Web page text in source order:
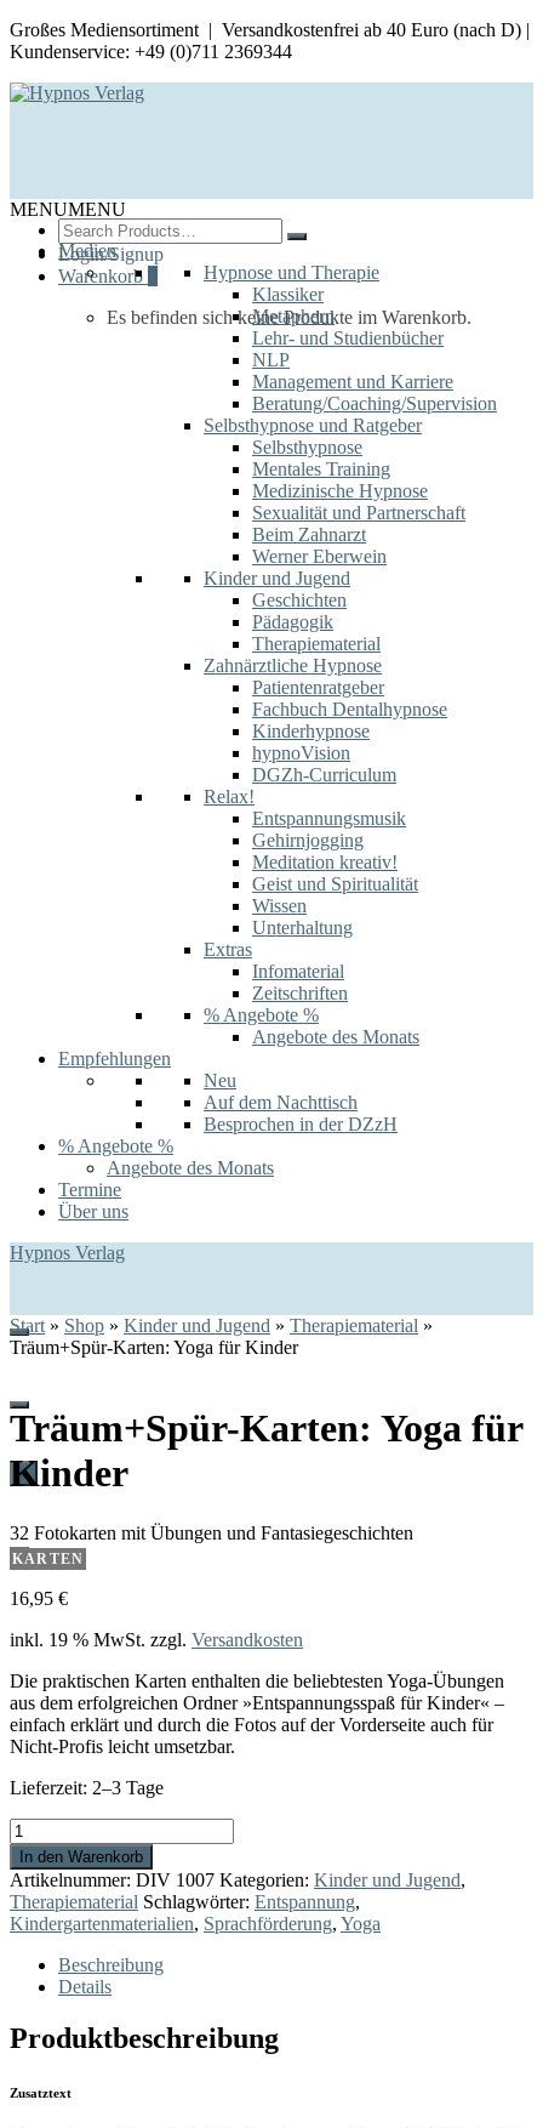
Großes Mediensortiment | Versandkostenfrei ab 40 Euro (nach D) |
Kundenservice: +49 (0)711 2369344
Search
for:
Login/Signup
Warenkorb
Es befinden sich keine Produkte im Warenkorb.
MENUMENU
Medien
Hypnose und Therapie
Klassiker
Metaphern
Lehr- und Studienbücher
NLP
Management und Karriere
Beratung/Coaching/Supervision
Selbsthypnose und Ratgeber
Selbsthypnose
Mentales Training
Medizinische Hypnose
Sexualität und Partnerschaft
Beim Zahnarzt
Werner Eberwein
Kinder und Jugend
Geschichten
Pädagogik
Therapiematerial
Zahnärztliche Hypnose
Patientenratgeber
Fachbuch Dentalhypnose
Kinderhypnose
hypnoVision
DGZh-Curriculum
Relax!
Entspannungsmusik
Gehirnjogging
Meditation kreativ!
Geist und Spiritualität
Wissen
Unterhaltung
Extras
Infomaterial
Zeitschriften
% Angebote %
Angebote des Monats
Empfehlungen
Neu
Auf dem Nachttisch
Besprochen in der DZzH
% Angebote %
Angebote des Monats
Termine
Über uns
Hypnos Verlag
0
Start » Shop » Kinder und Jugend » Therapiematerial »
Träum+Spür-Karten: Yoga für Kinder
Träum+Spür-Karten: Yoga für
Kinder
32 Fotokarten mit Übungen und Fantasiegeschichten
KARTEN
16,95 €
inkl. 19 % MwSt. zzgl. Versandkosten
Die praktischen Karten enthalten die beliebtesten Yoga-Übungen
aus dem erfolgreichen Ordner »Entspannungsspaß für Kinder« –
einfach erklärt und durch die Fotos auf der Vorderseite auch für
Nicht-Profis leicht umsetzbar.
Lieferzeit: 2–3 Tage
Träum+Spür-
Karten:
Yoga
für
Kinder
Menge
In den Warenkorb
Artikelnummer: DIV 1007 Kategorien: Kinder und Jugend,
Therapiematerial Schlagwörter: Entspannung,
Kindergartenmaterialien, Sprachförderung, Yoga
Beschreibung
Details
Produktbeschreibung
Zusatztext